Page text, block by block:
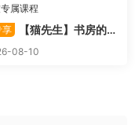
属课程
享
【猫先生】书房的猫
何做好超短线+复盘
巧买点 战法 7PDF文件
08-10